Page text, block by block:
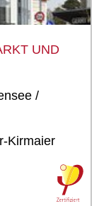
UND
/
­Kirmaier